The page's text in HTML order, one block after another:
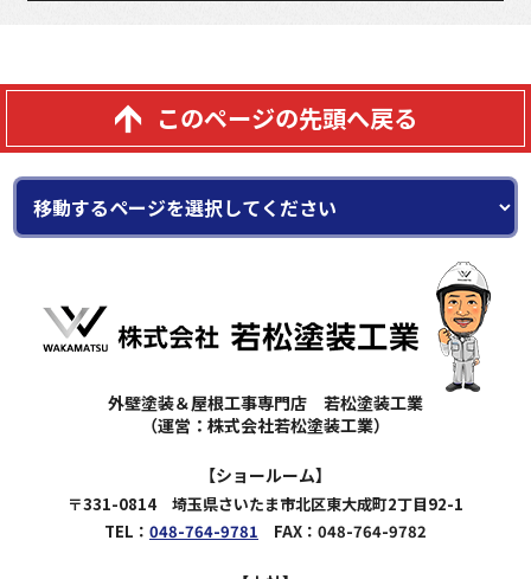
このページの先頭へ戻る
外壁塗装＆屋根工事専門店 若松塗装工業
（運営：株式会社若松塗装工業）
【ショールーム】
〒331-0814 埼玉県さいたま市北区東大成町2丁目92-1
TEL： 048-764-9781 FAX：048-764-9782